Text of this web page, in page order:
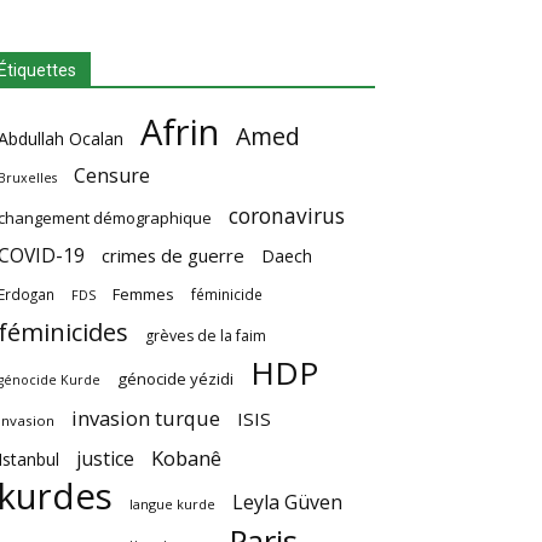
Ocalan Afrin Amed
Censure
démographique coronavirus
19 crimes de guerre Daech
FDS Femmes féminicide
grèves de la faim
Kurde génocide yézidi HDP
invasion turque ISIS
justice Kobanê
langue kurde Leyla Güven